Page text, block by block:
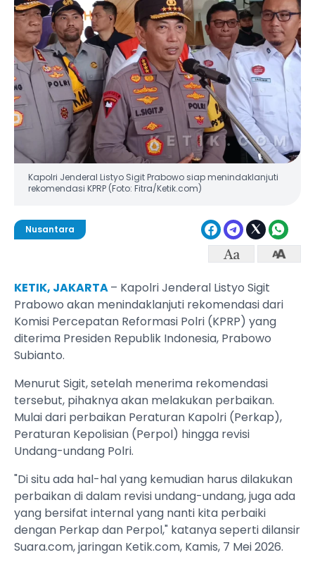
Kapolri Jenderal Listyo Sigit Prabowo siap menindaklanjuti
rekomendasi KPRP (Foto: Fitra/Ketik.com)
Nusantara
KETIK, JAKARTA– Kapolri Jenderal Listyo Sigit
Prabowo akan menindaklanjuti rekomendasi dari
Komisi Percepatan Reformasi Polri (KPRP) yang
diterima Presiden Republik Indonesia, Prabowo
Subianto.
Menurut Sigit, setelah menerima rekomendasi
tersebut, pihaknya akan melakukan perbaikan.
Mulai dari perbaikan Peraturan Kapolri (Perkap),
Peraturan Kepolisian (Perpol) hingga revisi
Undang-undang Polri.
"Di situ ada hal-hal yang kemudian harus dilakukan
perbaikan di dalam revisi undang-undang, juga ada
yang bersifat internal yang nanti kita perbaiki
dengan Perkap dan Perpol," katanya seperti dilansir
Suara.com, jaringan Ketik.com, Kamis, 7 Mei 2026.